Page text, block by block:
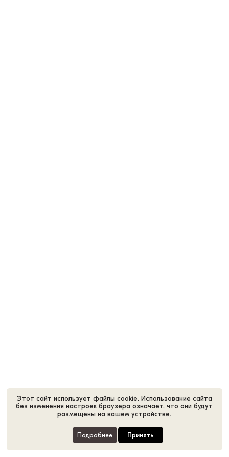
Этот сайт использует файлы cookie. Использование сайта
без изменения настроек браузера означает, что они будут
размещены на вашем устройстве.
Подробнее Принять